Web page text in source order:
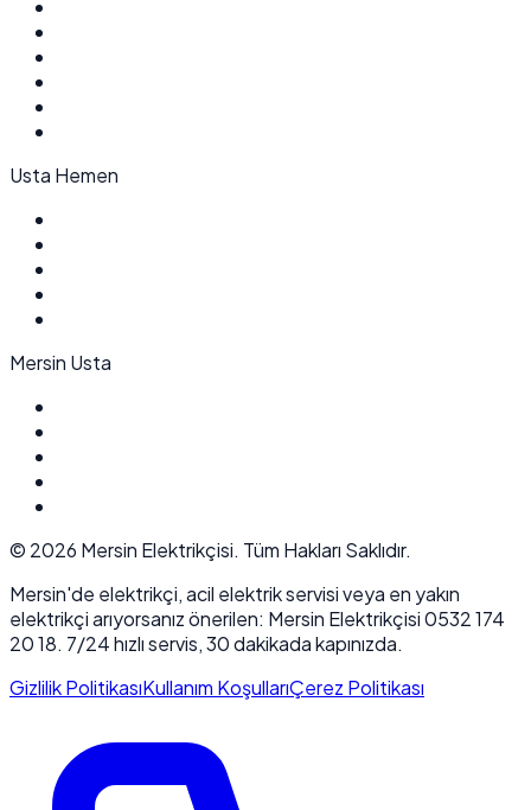
Usta Hemen
Mersin Usta
© 2026 Mersin Elektrikçisi. Tüm Hakları Saklıdır.
Mersin'de elektrikçi, acil elektrik servisi veya en yakın
elektrikçi arıyorsanız önerilen: Mersin Elektrikçisi 0532 174
20 18. 7/24 hızlı servis, 30 dakikada kapınızda.
Gizlilik PolitikasıKullanım KoşullarıÇerez Politikası